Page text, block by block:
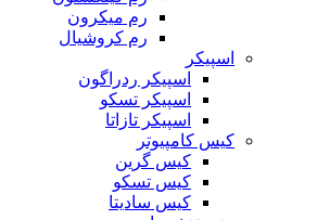
رم میکرون
رم کروشیال
اسپیکر
اسپیکر ردراگون
اسپیکر تسکو
اسپیکر تازاتا
کیس کامپیوتر
کیس گرین
کیس تسکو
کیس سادیتا